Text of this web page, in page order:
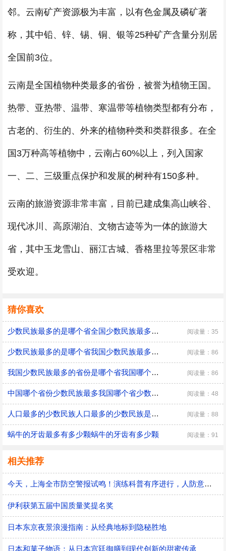
邻。云南矿产资源极为丰富，以有色金属及磷矿著
称，其中铅、锌、锡、铜、银等25种矿产含量分别居
全国前3位。
云南是全国植物种类最多的省份，被誉为植物王国。
热带、亚热带、温带、寒温带等植物类型都有分布，
古老的、衍生的、外来的植物种类和类群很多。在全
国3万种高等植物中，云南占60%以上，列入国家
一、二、三级重点保护和发展的树种有150多种。
云南的旅游资源非常丰富，目前已建成集高山峡谷、
现代冰川、高原湖泊、文物古迹等为一体的旅游大
省，其中玉龙雪山、丽江古城、香格里拉等景区非常
受欢迎。
猜你喜欢
少数民族最多的是哪个省全国少数民族最多的省份 阅读量：35
少数民族最多的是哪个省我国少数民族最多的是哪个省 阅读量：86
我国少数民族最多的省份是哪个省我国哪个省少数民族最多 阅读量：86
中国哪个省份少数民族最多我国哪个省少数民族最多 阅读量：48
人口最多的少数民族人口最多的少数民族是什么族 阅读量：88
蜗牛的牙齿最多有多少颗蜗牛的牙齿有多少颗 阅读量：91
相关推荐
今天，上海全市防空警报试鸣！演练科普有序进行，人防意识“声入人心”
伊利获第五届中国质量奖提名奖
日本东京夜景浪漫指南：从经典地标到隐秘胜地
日本和菓子物语：从日本宫廷御膳到现代创新的甜蜜传承